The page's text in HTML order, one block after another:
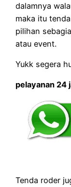
dalamnya
maka itu
pilihan
atau event.
Yukk segera
pelayanan 24
Tenda roder